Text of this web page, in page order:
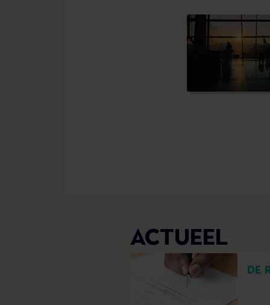
ACTUEEL
DE